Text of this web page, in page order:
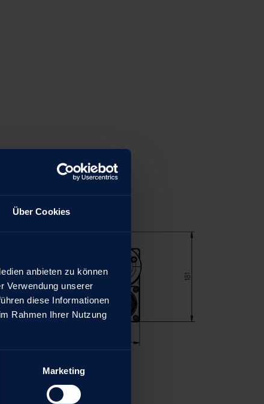
Über Cookies
anbieten zu können
Verwendung unserer
diese Informationen
Rahmen Ihrer Nutzung
Marketing